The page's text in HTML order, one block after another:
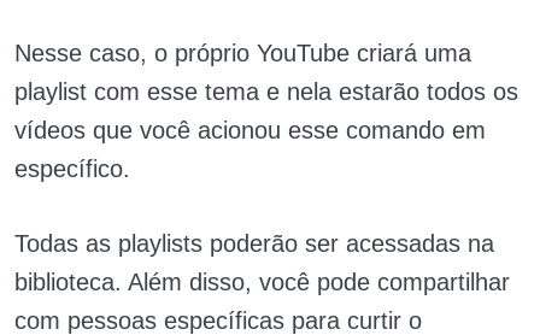
Nesse caso, o próprio YouTube criará uma
playlist com esse tema e nela estarão todos os
vídeos que você acionou esse comando em
específico.
Todas as playlists poderão ser acessadas na
biblioteca. Além disso, você pode compartilhar
com pessoas específicas para curtir o